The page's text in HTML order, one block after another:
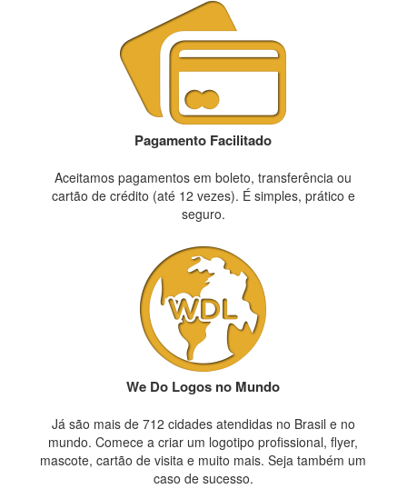
Pagamento Facilitado
Aceitamos pagamentos em boleto, transferência ou
cartão de crédito (até 12 vezes). É simples, prático e
seguro.
We Do Logos no Mundo
Já são mais de 712 cidades atendidas no Brasil e no
mundo. Comece a criar um logotipo profissional, flyer,
mascote, cartão de visita e muito mais. Seja também um
caso de sucesso.